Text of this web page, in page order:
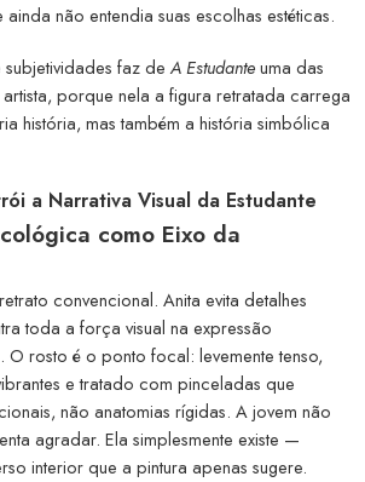
não entendia suas escolhas estéticas.
faz de A Estudanteuma das
porque nela a figura retratada carrega
história, mas também a história simbólica
a Narrativa Visual da Estudante
como Eixo da
convencional. Anita evita detalhes
toda a força visual na expressão
rosto é o ponto focal: levemente tenso,
e tratado com pinceladas que
não anatomias rígidas. A jovem não
agradar. Ela simplesmente existe —
interior que a pintura apenas sugere.